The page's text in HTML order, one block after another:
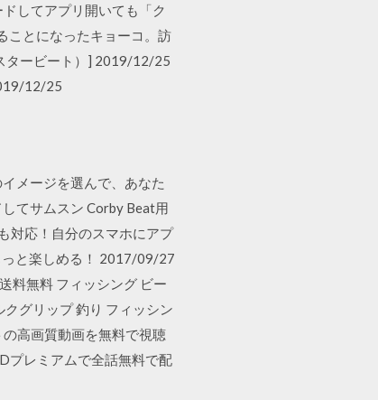
してアプリ開いても「ク
ことになったキョーコ。訪
タービート）] 2019/12/25
12/25
メージを選んで、あなた
てサムスン Corby Beat用
対応！自分のスマホにアプ
っと楽しめる！ 2017/09/27
料無料 フィッシング ビー
グリップ 釣り フィッシン
高画質動画を無料で視聴
プレミアムで全話無料で配